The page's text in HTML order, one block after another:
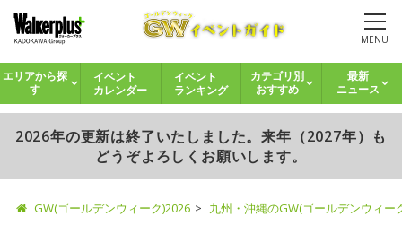
MENU
エリアから探
す
イベント
カレンダー
イベント
ランキング
カテゴリ別
おすすめ
最新
ニュース
2026年の更新は終了いたしました。来年（2027年）も
どうぞよろしくお願いします。
GW(ゴールデンウィーク)2026 九州・沖縄のGW(ゴールデンウィ